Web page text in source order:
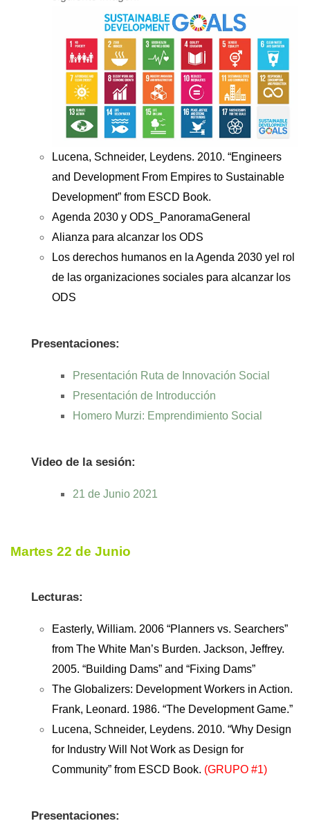
Lucena, Schneider, Leydens. 2010. “Engineers
and Development From Empires to Sustainable
Development” from ESCD Book.
Agenda 2030 y ODS_PanoramaGeneral
Alianza para alcanzar los ODS
Los derechos humanos en la Agenda 2030 yel rol
de las organizaciones sociales para alcanzar los
ODS
Presentaciones:
Presentación Ruta de Innovación Social
Presentación de Introducción
Homero Murzi: Emprendimiento Social
Video de la sesión:
21 de Junio 2021
Martes 22 de Junio
Lecturas:
Easterly, William. 2006 “Planners vs. Searchers”
from The White Man’s Burden. Jackson, Jeffrey.
2005. “Building Dams” and “Fixing Dams”
The Globalizers: Development Workers in Action.
Frank, Leonard. 1986. “The Development Game.”
Lucena, Schneider, Leydens. 2010. “Why Design
for Industry Will Not Work as Design for
Community” from ESCD Book. (GRUPO #1)
Presentaciones: